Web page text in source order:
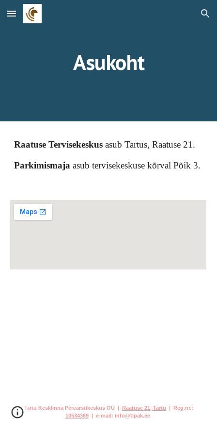
Skip to main content Skip to navigation
Asukoht
Raatuse Tervisekeskus asub Tartus, Raatuse 21 .
Parkimismaja asub tervisekeskuse kõrval Põik 3.
Tartu Kesklinna Perearstikeskus OÜ | Raatuse 21, Tartu | Reg.nr.:
10534369| e-mail: info@tlpak.ee